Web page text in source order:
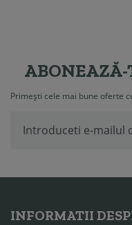
ABONEAZĂ-
Primești cele mai bune oferte
INFORMATII